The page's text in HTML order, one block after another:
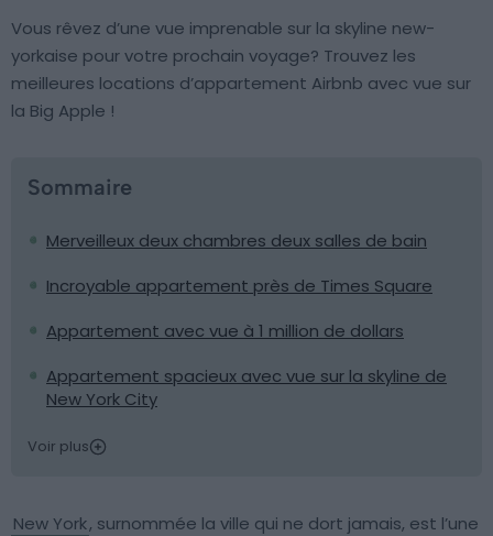
Vous rêvez d’une vue imprenable sur la skyline new-
yorkaise pour votre prochain voyage? Trouvez les
meilleures locations d’appartement Airbnb avec vue sur
la Big Apple !
Sommaire
Merveilleux deux chambres deux salles de bain
Incroyable appartement près de Times Square
Appartement avec vue à 1 million de dollars
Appartement spacieux avec vue sur la skyline de
New York City
Voir plus
New York, surnommée la ville qui ne dort jamais, est l’une